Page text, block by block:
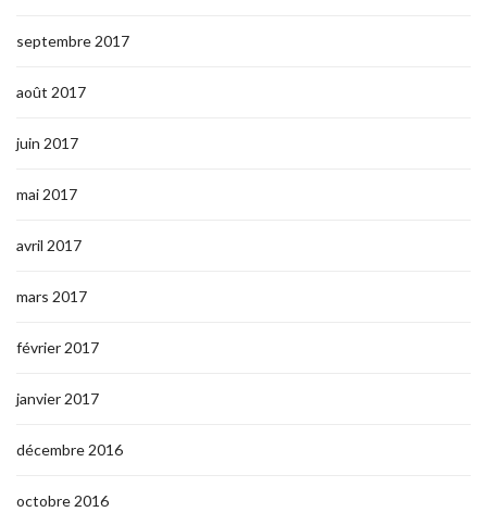
septembre 2017
août 2017
juin 2017
mai 2017
avril 2017
mars 2017
février 2017
janvier 2017
décembre 2016
octobre 2016